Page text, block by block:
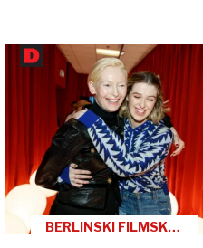
BERLINSKI FILMSKI